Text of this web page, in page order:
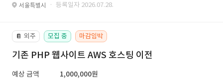
서울특별시 · 등록일자 2026.07.28.
📔 외주 모집 중 마감임박
기존 PHP 웹사이트 AWS 호스팅 이전
예상 금액
1,000,000원